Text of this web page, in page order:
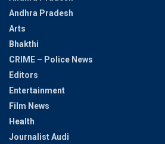
Andhra Pradesh
Arts
Bhakthi
CRIME – Police News
Editors
Entertainment
Film News
Health
Journalist Audi